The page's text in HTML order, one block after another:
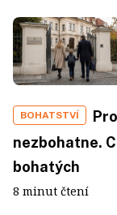
BOHATSTVÍ
nezbohatne.
bohatých
8 minut čtení